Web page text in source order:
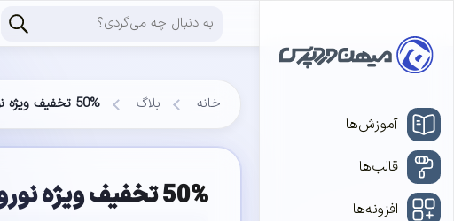
آموزش‌ها
قالب‌ها
افزونه‌ها
خانه بلاگ 50% تخفیف ویژه نوروز 1395
50% تخفیف ویژه نوروز 1395